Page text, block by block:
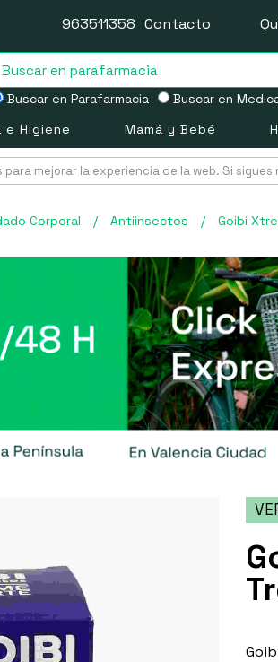
Buscar en Parafarmacia Buscar en
963511358 Contacto
e Higiene Mamá y Bebé
para mejorar la experiencia de la web. Si
Corporal / Antiinsectos / Goibi